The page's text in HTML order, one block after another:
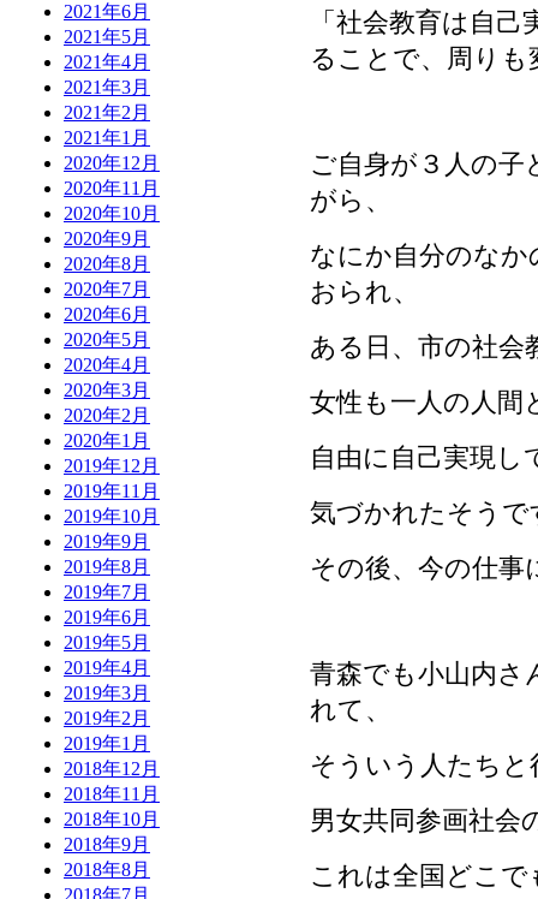
2021年6月
2021年5月
2021年4月
2021年3月
2021年2月
2021年1月
2020年12月
2020年11月
2020年10月
2020年9月
2020年8月
2020年7月
2020年6月
2020年5月
2020年4月
2020年3月
2020年2月
2020年1月
2019年12月
2019年11月
2019年10月
2019年9月
2019年8月
2019年7月
2019年6月
2019年5月
2019年4月
2019年3月
2019年2月
2019年1月
2018年12月
2018年11月
2018年10月
2018年9月
2018年8月
2018年7月
「社会教育は自
ることで、周りも
ご自身が３人の
がら、
なにか自分のな
おられ、
ある日、市の社会
女性も一人の人間
自由に自己実現
気づかれたそうで
その後、今の仕事
青森でも小山内さ
れて、
そういう人たち
男女共同参画社会
これは全国どこ